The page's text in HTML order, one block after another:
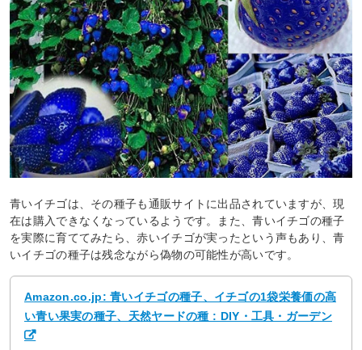
青いイチゴは、その種子も通販サイトに出品されていますが、現
在は購入できなくなっているようです。また、青いイチゴの種子
を実際に育ててみたら、赤いイチゴが実ったという声もあり、青
いイチゴの種子は残念ながら偽物の可能性が高いです。
Amazon.co.jp: 青いイチゴの種子、イチゴの1袋栄養価の高
い青い果実の種子、天然ヤードの種 : DIY・工具・ガーデン